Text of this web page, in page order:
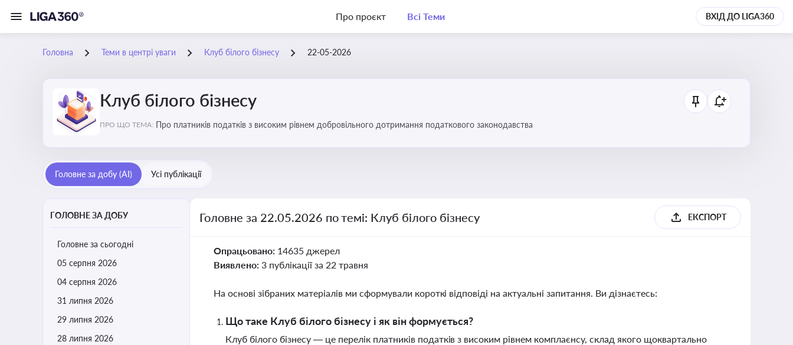
Про проєкт Всі Теми ВХІД ДО LIGA360
Головна Теми в центрі уваги Клуб білого бізнесу 22-05-2026
Клуб білого бізнесу
ПРО ЩО ТЕМА: Про платників податків з високим рівнем добровільного дотримання податкового законодавства
Головне за добу (AI) Усі публікації
ГОЛОВНЕ ЗА ДОБУ
Головне за сьогодні
05 серпня 2026
04 серпня 2026
31 липня 2026
29 липня 2026
28 липня 2026
Головне за 22.05.2026 по темі: Клуб білого бізнесу ЕКСПОРТ
Опрацьовано: 14635 джерел
Виявлено: 3 публікації за 22 травня
На основі зібраних матеріалів ми сформували короткі відповіді на актуальні запитання. Ви дізнаєтесь:
Що таке Клуб білого бізнесу і як він формується?
Клуб білого бізнесу — це перелік платників податків з високим рівнем комплаєнсу, склад якого щоквартально